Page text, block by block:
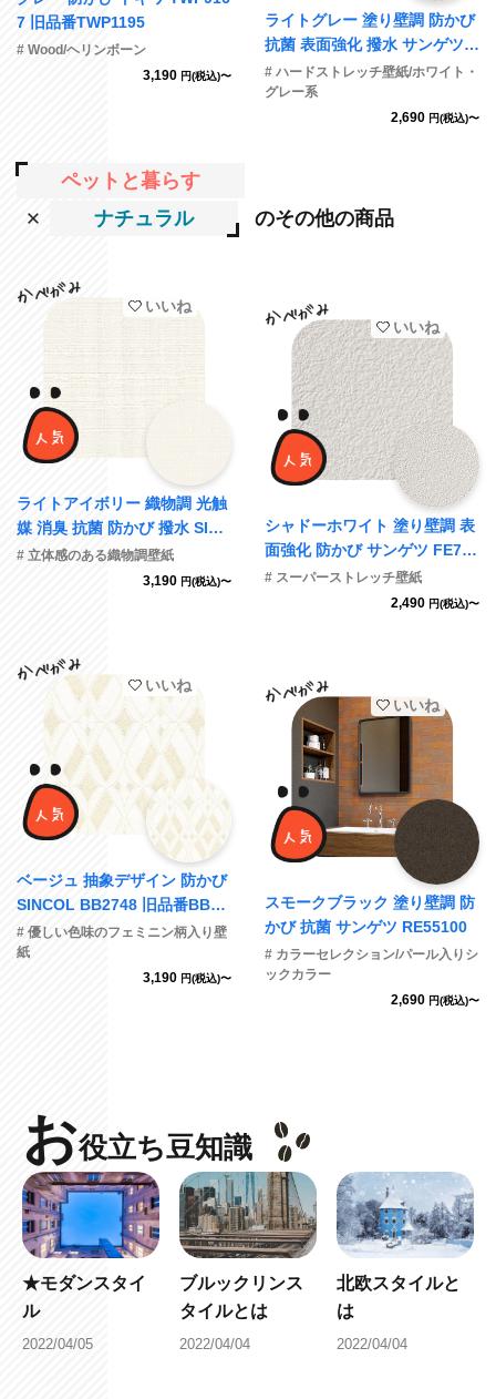
7 旧品番TWP1195
# Wood/ヘリンボーン
3,190 円(税込)〜
ライトグレー 塗り壁調 防かび
抗菌 表面強化 撥水 サンゲツ R
E55240 旧品番RE53058
# ハードストレッチ壁紙/ホワイト・
グレー系
2,690 円(税込)〜
ペットと暮らす
ナチュラル
のその他の商品
いいね
ライトアイボリー 織物調 光触
媒 消臭 抗菌 防かび 撥水 SINC
OL BB2102
# 立体感のある織物調壁紙
3,190 円(税込)〜
いいね
シャドーホワイト 塗り壁調 表
面強化 防かび サンゲツ FE746
72
# スーパーストレッチ壁紙
2,490 円(税込)〜
いいね
ベージュ 抽象デザイン 防かび
SINCOL BB2748 旧品番BB87
21
# 優しい色味のフェミニン柄入り壁
紙
3,190 円(税込)〜
いいね
スモークブラック 塗り壁調 防
かび 抗菌 サンゲツ RE55100
# カラーセレクション/パール入りシ
ックカラー
2,690 円(税込)〜
お役立ち豆知識
★モダンスタイ
ル
2022/04/05
ブルックリンス
タイルとは
2022/04/04
北欧スタイルと
は
2022/04/04